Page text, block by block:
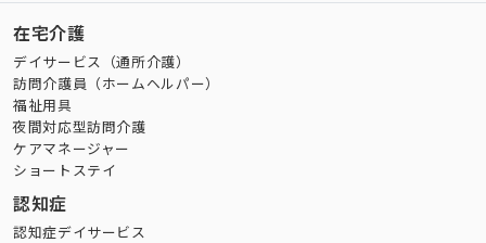
在宅介護
デイサービス（通所介護）
訪問介護員（ホームヘルパー）
福祉用具
夜間対応型訪問介護
ケアマネージャー
ショートステイ
認知症
認知症デイサービス